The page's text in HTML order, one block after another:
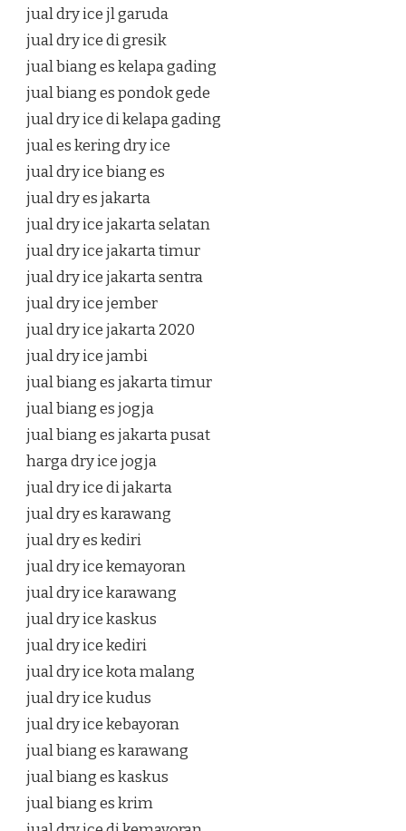
jual dry ice jl garuda
jual dry ice di gresik
jual biang es kelapa gading
jual biang es pondok gede
jual dry ice di kelapa gading
jual es kering dry ice
jual dry ice biang es
jual dry es jakarta
jual dry ice jakarta selatan
jual dry ice jakarta timur
jual dry ice jakarta sentra
jual dry ice jember
jual dry ice jakarta 2020
jual dry ice jambi
jual biang es jakarta timur
jual biang es jogja
jual biang es jakarta pusat
harga dry ice jogja
jual dry ice di jakarta
jual dry es karawang
jual dry es kediri
jual dry ice kemayoran
jual dry ice karawang
jual dry ice kaskus
jual dry ice kediri
jual dry ice kota malang
jual dry ice kudus
jual dry ice kebayoran
jual biang es karawang
jual biang es kaskus
jual biang es krim